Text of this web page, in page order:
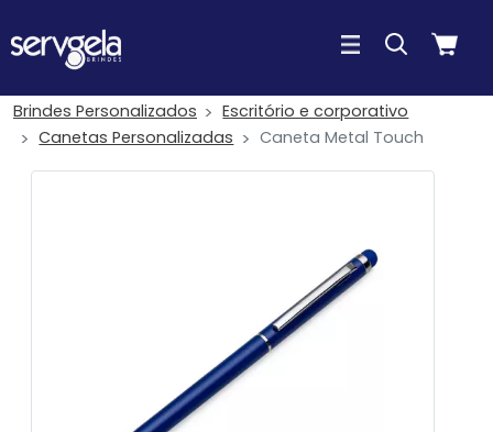
Brindes Personalizados
Escritório e corporativo
Canetas Personalizadas
Caneta Metal Touch